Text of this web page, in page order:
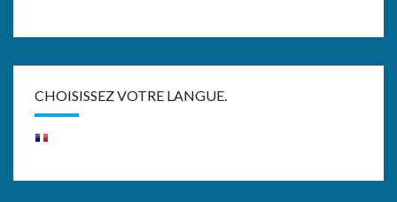
CHOISISSEZ VOTRE LANGUE.